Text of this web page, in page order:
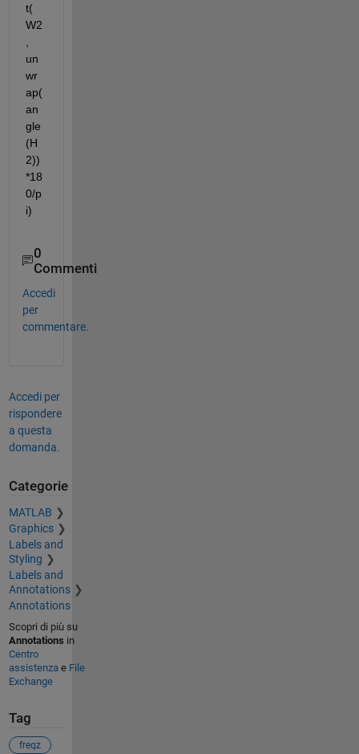
t(
W2
un
wr
ap(
an
gle
(H
2))
*18
0/p
i)
0
Commenti
Accedi
per
commentare.
Accedi per
rispondere
a questa
domanda.
Categorie
MATLAB
Graphics
Labels and
Styling
Labels and
Annotations
Annotations
Scopri di più su
Annotations in
Centro
assistenza e File
Exchange
Tag
freqz